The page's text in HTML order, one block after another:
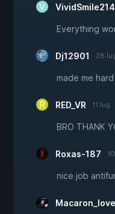
VividSmile214
Everything
Dj12901 28
made me
RED_VR 11 lug
BRO THANK
Roxas-187
nice job